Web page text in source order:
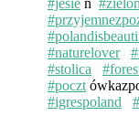
#jesie ń
#naturelover
#stolica
#poczt
#igrespoland